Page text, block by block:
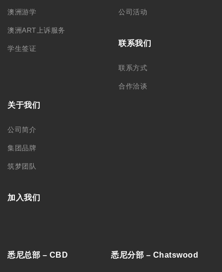
澳洲游学
澳洲ART上诉服务
学生签证
公司活动
联系我们
联系方式
合作洽谈
关于我们
公司简介
集团品牌
筑梦团队
加入我们
悉尼总部 – CBD 悉尼分部 – Chatswood